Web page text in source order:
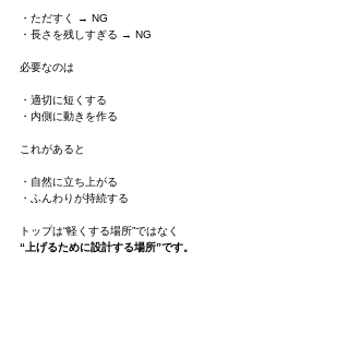
・ただすく → NG
・長さを残しすぎる → NG
必要なのは
・適切に短くする
・内側に動きを作る
これがあると
・自然に立ち上がる
・ふんわりが持続する
トップは“軽くする場所”ではなく
“上げるために設計する場所”です。